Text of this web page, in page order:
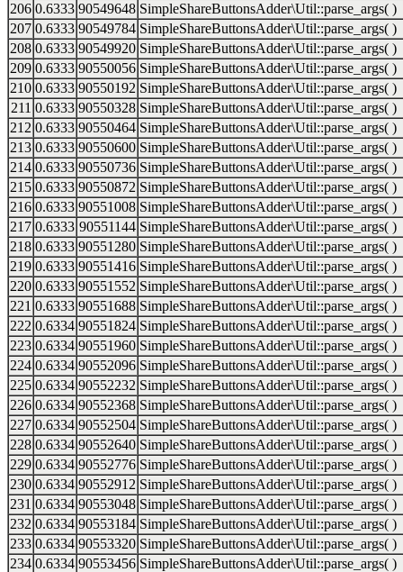
206 0.6333 90549648 SimpleShareButtonsAdder\Util::parse_args( )
207 0.6333 90549784 SimpleShareButtonsAdder\Util::parse_args( )
208 0.6333 90549920 SimpleShareButtonsAdder\Util::parse_args( )
209 0.6333 90550056 SimpleShareButtonsAdder\Util::parse_args( )
210 0.6333 90550192 SimpleShareButtonsAdder\Util::parse_args( )
211 0.6333 90550328 SimpleShareButtonsAdder\Util::parse_args( )
212 0.6333 90550464 SimpleShareButtonsAdder\Util::parse_args( )
213 0.6333 90550600 SimpleShareButtonsAdder\Util::parse_args( )
214 0.6333 90550736 SimpleShareButtonsAdder\Util::parse_args( )
215 0.6333 90550872 SimpleShareButtonsAdder\Util::parse_args( )
216 0.6333 90551008 SimpleShareButtonsAdder\Util::parse_args( )
217 0.6333 90551144 SimpleShareButtonsAdder\Util::parse_args( )
218 0.6333 90551280 SimpleShareButtonsAdder\Util::parse_args( )
219 0.6333 90551416 SimpleShareButtonsAdder\Util::parse_args( )
220 0.6333 90551552 SimpleShareButtonsAdder\Util::parse_args( )
221 0.6333 90551688 SimpleShareButtonsAdder\Util::parse_args( )
222 0.6334 90551824 SimpleShareButtonsAdder\Util::parse_args( )
223 0.6334 90551960 SimpleShareButtonsAdder\Util::parse_args( )
224 0.6334 90552096 SimpleShareButtonsAdder\Util::parse_args( )
225 0.6334 90552232 SimpleShareButtonsAdder\Util::parse_args( )
226 0.6334 90552368 SimpleShareButtonsAdder\Util::parse_args( )
227 0.6334 90552504 SimpleShareButtonsAdder\Util::parse_args( )
228 0.6334 90552640 SimpleShareButtonsAdder\Util::parse_args( )
229 0.6334 90552776 SimpleShareButtonsAdder\Util::parse_args( )
230 0.6334 90552912 SimpleShareButtonsAdder\Util::parse_args( )
231 0.6334 90553048 SimpleShareButtonsAdder\Util::parse_args( )
232 0.6334 90553184 SimpleShareButtonsAdder\Util::parse_args( )
233 0.6334 90553320 SimpleShareButtonsAdder\Util::parse_args( )
234 0.6334 90553456 SimpleShareButtonsAdder\Util::parse_args( )